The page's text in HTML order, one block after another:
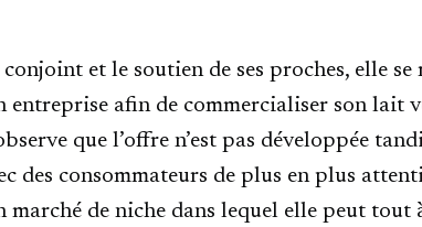
et le soutien de ses proches, elle se
entreprise afin de commercialiser son lait
que l’offre n’est pas développée
des consommateurs de plus en plus
marché de niche dans lequel elle peut tout